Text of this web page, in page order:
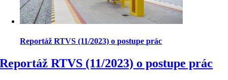
Reportáž RTVS (11/2023) o postupe prác
Reportáž RTVS (11/2023) o postupe prác